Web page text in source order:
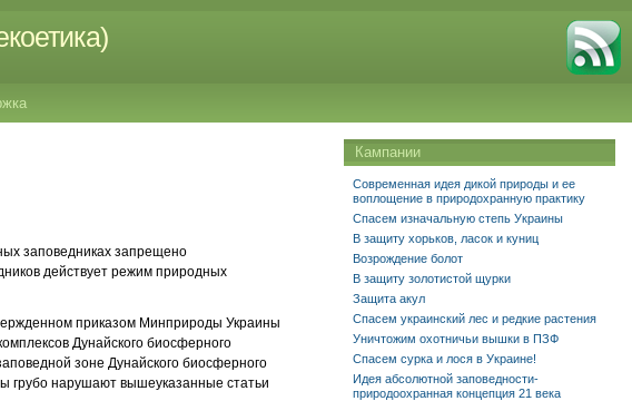
заповедниках запрещено
действует режим природных
приказом Минприроды Украины
Дунайского биосферного
зоне Дунайского биосферного
грубо нарушают вышеуказанные статьи
Кампании
Современная идея дикой природы и ее
воплощение в природохранную практику
Спасем изначальную степь Украины
В защиту хорьков, ласок и куниц
Возрождение болот
В защиту золотистой щурки
Защита акул
Спасем украинский лес и редкие растения
Уничтожим охотничьи вышки в ПЗФ
Спасем сурка и лося в Украине!
Идея абсолютной заповедности-
природоохранная концепция 21 века